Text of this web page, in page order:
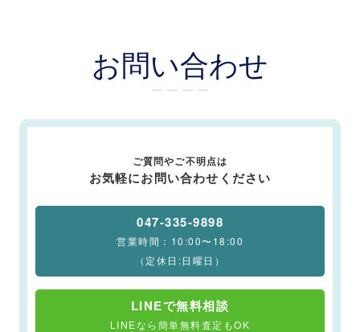
お問い合わせ
ー ー ー ー
ご質問やご不明点は
お気軽にお問い合わせください
047-335-9898
営業時間：10:00〜18:00
（定休日:日曜日）
LINEで無料相談
LINEなら簡単無料査定もOK